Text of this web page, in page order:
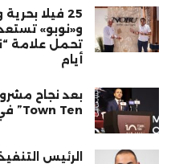
و«نوبو»
تحمل علامة
أيام
بعد نجاح
Town Ten” في موقع استراتيجي بالعبور